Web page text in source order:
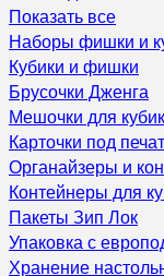
Показать все
Наборы фишки и
Кубики и фишки
Брусочки Дженга
Мешочки для
Карточки под
Органайзеры и
Контейнеры для
Пакеты Зип Лок
Упаковка с
Хранение